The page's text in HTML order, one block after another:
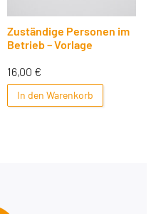
Zuständige Personen im
Betrieb – Vorlage
16,00 €
In den Warenkorb